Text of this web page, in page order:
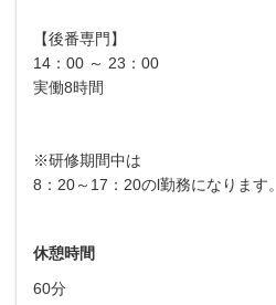
【後番専門】
14：00 ～ 23：00
実働8時間
※研修期間中は
8：20～17：20のl勤務になります。
休憩時間
60分